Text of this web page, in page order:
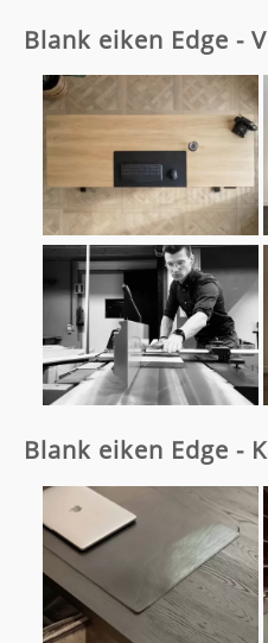
Blank eiken Edge -
Blank eiken Edge -